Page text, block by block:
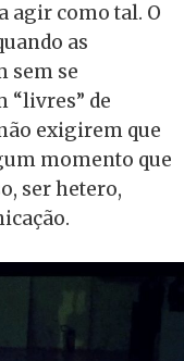
agir como tal. O
as
sem se
“livres” de
exigirem que
momento que
ser hetero,